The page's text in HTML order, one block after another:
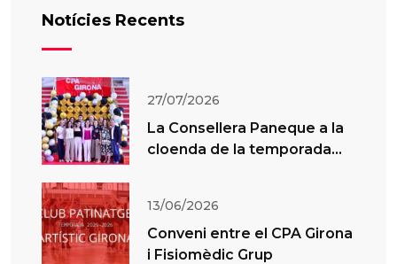
Notícies Recents
27/07/2026
La Consellera Paneque a la
cloenda de la temporada
13/06/2026
Conveni entre el CPA Girona
i Fisiomèdic Grup